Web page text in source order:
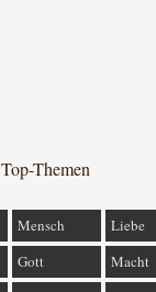
Top-Themen
Mensch
Liebe
Gott
Macht